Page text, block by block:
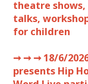
theatre
talks,
for children
➞ ➞ ➞18/6/
presents Hip